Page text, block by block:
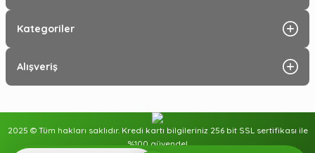
Kategoriler
Alışveriş
2025 © Tüm hakları saklıdır. Kredi kartı bilgileriniz 256 bit SSL sertifikası ile
%100 güvende!